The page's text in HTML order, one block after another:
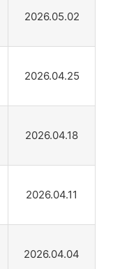
2026.05.02
2026.04.25
2026.04.18
2026.04.11
2026.04.04